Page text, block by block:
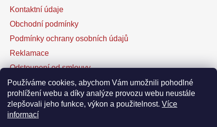
Používáme cookies, abychom Vám umožnili pohodlné
prohlížení webu a díky analýze provozu webu neustále
zlepšovali jeho funkce, výkon a použitelnost. Více
informací
Kontaktní údaje
Obchodní podmínky
Podmínky ochrany osobních údajů
Reklamace
Odstoupení od smlouvy
Kontaktní formulář
Facebook